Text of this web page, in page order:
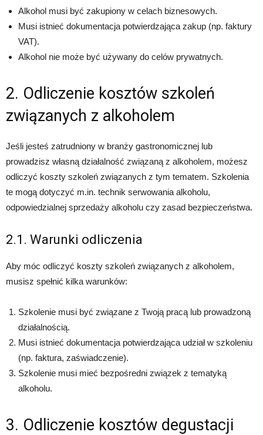
Alkohol musi być zakupiony w celach biznesowych.
Musi istnieć dokumentacja potwierdzająca zakup (np. faktury
VAT).
Alkohol nie może być używany do celów prywatnych.
2. Odliczenie kosztów szkoleń
związanych z alkoholem
Jeśli jesteś zatrudniony w branży gastronomicznej lub
prowadzisz własną działalność związaną z alkoholem, możesz
odliczyć koszty szkoleń związanych z tym tematem. Szkolenia
te mogą dotyczyć m.in. technik serwowania alkoholu,
odpowiedzialnej sprzedaży alkoholu czy zasad bezpieczeństwa.
2.1. Warunki odliczenia
Aby móc odliczyć koszty szkoleń związanych z alkoholem,
musisz spełnić kilka warunków:
Szkolenie musi być związane z Twoją pracą lub prowadzoną
działalnością.
Musi istnieć dokumentacja potwierdzająca udział w szkoleniu
(np. faktura, zaświadczenie).
Szkolenie musi mieć bezpośredni związek z tematyką
alkoholu.
3. Odliczenie kosztów degustacji